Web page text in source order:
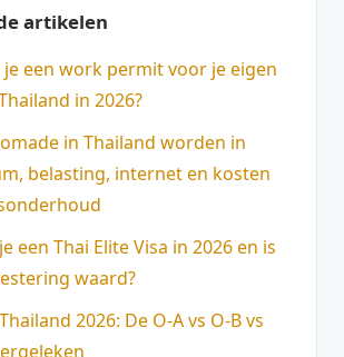
artikelen
je een work permit voor je eigen
in 2026?
in Thailand worden in
belasting, internet en kosten
een Thai Elite Visa in 2026 en is
waard?
2026: De O-A vs O-B vs